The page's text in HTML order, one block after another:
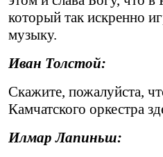
который так искренно
музыку.
Иван Толстой:
Скажите, пожалуйста,
Камчатского оркестра
Илмар Лапиньш: